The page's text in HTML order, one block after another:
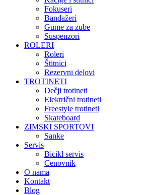
Fokuseri
Bandažeri
Gume za zube
Suspenzori
ROLERI
Roleri
Štitnici
Rezervni delovi
TROTINETI
Dečji trotineti
Električni trotineti
Freestyle trotineti
Skateboard
ZIMSKI SPORTOVI
Sanke
Servis
Bicikl servis
Cenovnik
O nama
Kontakt
Blog